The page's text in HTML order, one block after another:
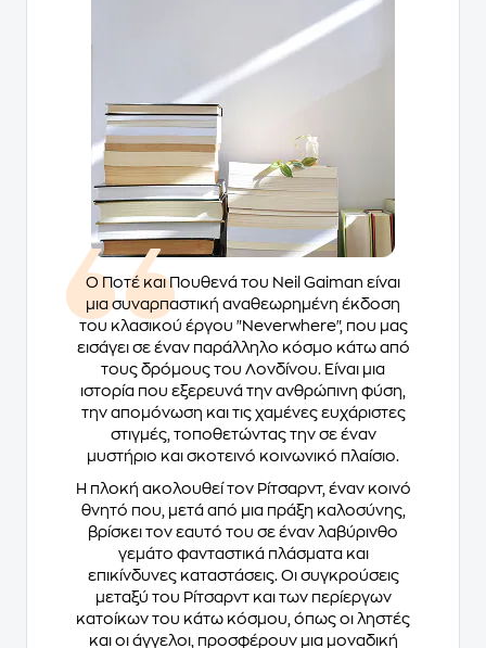
Ο Ποτέ και Πουθενά του Neil Gaiman είναι
μια συναρπαστική αναθεωρημένη έκδοση
του κλασικού έργου "Neverwhere", που μας
εισάγει σε έναν παράλληλο κόσμο κάτω από
τους δρόμους του Λονδίνου. Είναι μια
ιστορία που εξερευνά την ανθρώπινη φύση,
την απομόνωση και τις χαμένες ευχάριστες
στιγμές, τοποθετώντας την σε έναν
μυστήριο και σκοτεινό κοινωνικό πλαίσιο.
Η πλοκή ακολουθεί τον Ρίτσαρντ, έναν κοινό
θνητό που, μετά από μια πράξη καλοσύνης,
βρίσκει τον εαυτό του σε έναν λαβύρινθο
γεμάτο φανταστικά πλάσματα και
επικίνδυνες καταστάσεις. Οι συγκρούσεις
μεταξύ του Ρίτσαρντ και των περίεργων
κατοίκων του κάτω κόσμου, όπως οι ληστές
και οι άγγελοι, προσφέρουν μια μοναδική